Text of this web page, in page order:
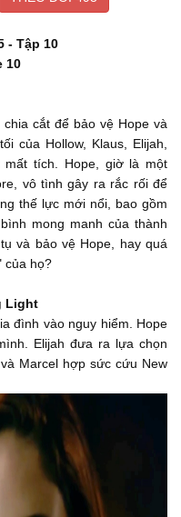
mình.
00:18
đón ở đây
00:19
00:23
for?
không?
- Tập 10
10
cắt để bảo vệ Hope và
của Hollow, Klaus, Elijah,
mất tích. Hope, giờ là một
vô tình gây ra rắc rối để
thế lực mới nổi, bao gồm
mong manh của thành
và bảo vệ Hope, hay quá
của họ?
Light
đình vào nguy hiểm. Hope
Elijah đưa ra lựa chọn
Marcel hợp sức cứu New